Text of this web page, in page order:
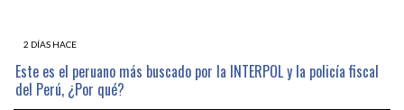
2 DÍAS HACE
Este es el peruano más buscado por la INTERPOL y la policía fiscal
del Perú, ¿Por qué?